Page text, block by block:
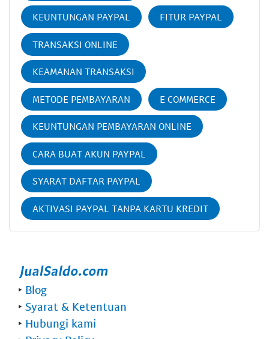
KEUNTUNGAN PAYPAL FITUR PAYPAL
TRANSAKSI ONLINE
KEAMANAN TRANSAKSI
METODE PEMBAYARAN E COMMERCE
KEUNTUNGAN PEMBAYARAN ONLINE
CARA BUAT AKUN PAYPAL
SYARAT DAFTAR PAYPAL
AKTIVASI PAYPAL TANPA KARTU KREDIT
‣ Blog
‣ Syarat & Ketentuan
‣ Hubungi kami